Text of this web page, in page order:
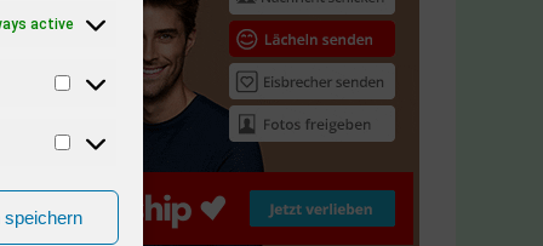
active
speichern